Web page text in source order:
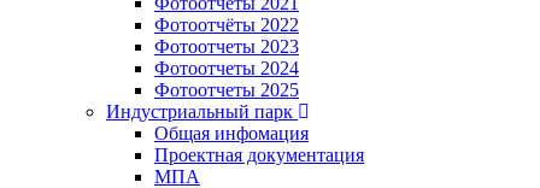
Фотоотчёты 2022
Фотоотчеты 2023
Фотоотчеты 2024
Фотоотчеты 2025
Индустриальный парк
Общая инфомация
Проектная документация
МПА